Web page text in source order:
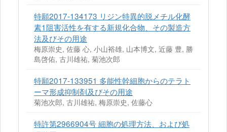
特願2017-134173 リジン特異的脱メチル化酵
素1阻害活性を有する新規化合物、その製造方
法及びその用途
梅原崇史, 佐藤 心, 小山裕雄, 山本博文, 近藤 豊, 勝
島啓佑, 古川雄祐, 菊池次郎
特願2017-133951 多能性幹細胞からのテラト
ーマ形成抑制剤及びその用途
菊池次郎, 古川雄祐, 梅原崇史, 佐藤心
特許第2966904号 細胞の処理方法、および処